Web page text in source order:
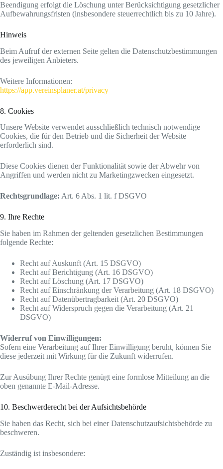
Beendigung erfolgt die Löschung unter Berücksichtigung gesetzlicher
Aufbewahrungsfristen (insbesondere steuerrechtlich bis zu 10 Jahre).
Hinweis
Beim Aufruf der externen Seite gelten die Datenschutzbestimmungen
des jeweiligen Anbieters.
Weitere Informationen:
https://app.vereinsplaner.at/privacy
8. Cookies
Unsere Website verwendet ausschließlich technisch notwendige
Cookies, die für den Betrieb und die Sicherheit der Website
erforderlich sind.
Diese Cookies dienen der Funktionalität sowie der Abwehr von
Angriffen und werden nicht zu Marketingzwecken eingesetzt.
Rechtsgrundlage: Art. 6 Abs. 1 lit. f DSGVO
9. Ihre Rechte
Sie haben im Rahmen der geltenden gesetzlichen Bestimmungen
folgende Rechte:
Recht auf Auskunft (Art. 15 DSGVO)
Recht auf Berichtigung (Art. 16 DSGVO)
Recht auf Löschung (Art. 17 DSGVO)
Recht auf Einschränkung der Verarbeitung (Art. 18 DSGVO)
Recht auf Datenübertragbarkeit (Art. 20 DSGVO)
Recht auf Widerspruch gegen die Verarbeitung (Art. 21
DSGVO)
Widerruf von Einwilligungen:
Sofern eine Verarbeitung auf Ihrer Einwilligung beruht, können Sie
diese jederzeit mit Wirkung für die Zukunft widerrufen.
Zur Ausübung Ihrer Rechte genügt eine formlose Mitteilung an die
oben genannte E-Mail-Adresse.
10. Beschwerderecht bei der Aufsichtsbehörde
Sie haben das Recht, sich bei einer Datenschutzaufsichtsbehörde zu
beschweren.
Zuständig ist insbesondere: